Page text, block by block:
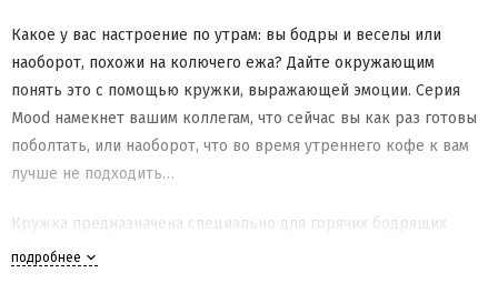
Какое у вас настроение по утрам: вы бодры и веселы или
наоборот, похожи на колючего ежа? Дайте окружающим
понять это с помощью кружки, выражающей эмоции. Серия
Mood намекнет вашим коллегам, что сейчас вы как раз готовы
поболтать, или наоборот, что во время утреннего кофе к вам
лучше не подходить…
Кружка предназначена специально для горячих бодрящих
напитков: благодаря двойным фарфоровым стенкам, жидкость
подробнее